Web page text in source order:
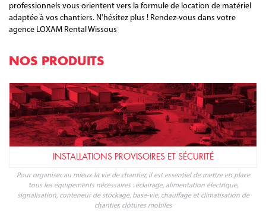
professionnels vous orientent vers la formule de location de matériel
adaptée à vos chantiers. N'hésitez plus ! Rendez-vous dans votre
agence LOXAM Rental Wissous
NOS PRODUITS
INSTALLATIONS PROVISOIRES ET SÉCURITÉ
Pour organiser au mieux la vie de chantier, il est essentiel de mettre en place
tous les équipements nécessaires : éclairage, alimentation électrique,
signalisation, conteneur de stockage, base-vie, chauffage et climatisation de
chantier, clôtures mobiles